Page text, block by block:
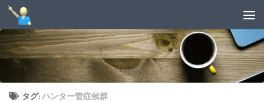
コンテンツへスキップ
タグ:ハンター管症候群